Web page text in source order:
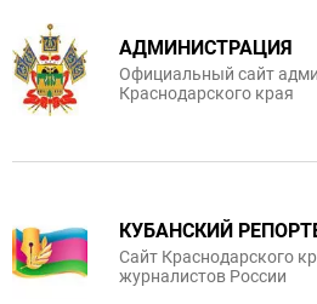
АДМИНИСТРАЦИЯ
Официальный сайт
Краснодарского края
КУБАНСКИЙ
Сайт Краснодарского
журналистов России